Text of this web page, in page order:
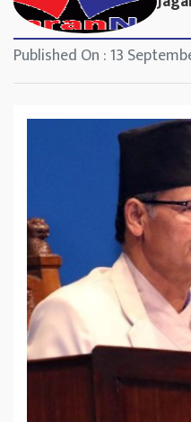
Published On : 13